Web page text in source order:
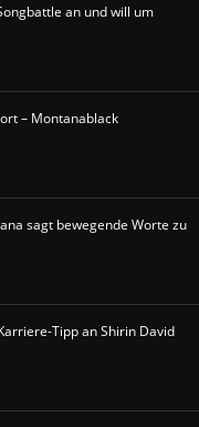
an und will um
– Montanablack
sagt bewegende Worte zu
Tipp an Shirin David